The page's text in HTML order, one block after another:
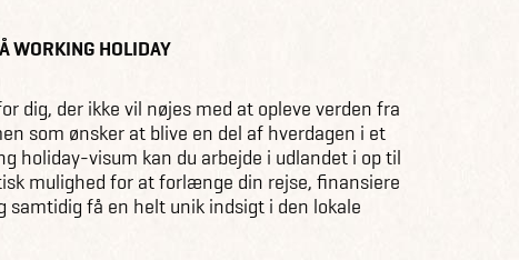
WORKING HOLIDAY
dig, der ikke vil nøjes med at opleve verden fra
som ønsker at blive en del af hverdagen i et
holiday-visum kan du arbejde i udlandet i op til
mulighed for at forlænge din rejse, finansiere
samtidig få en helt unik indsigt i den lokale